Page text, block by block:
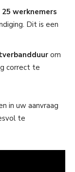
werknemers
Dit is een
om
correct te
in uw aanvraag
te